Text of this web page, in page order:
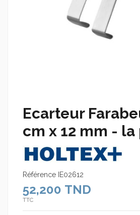
Ecarteur
cm x 12 mm - la
Référence IE02612
52,200 TND
TTC